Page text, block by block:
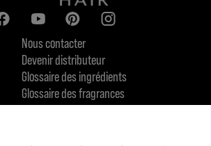
Nous contacter
Devenir distributeur
Glossaire des ingrédients
Glossaire des fragrances
Engagement en terme de durabilité